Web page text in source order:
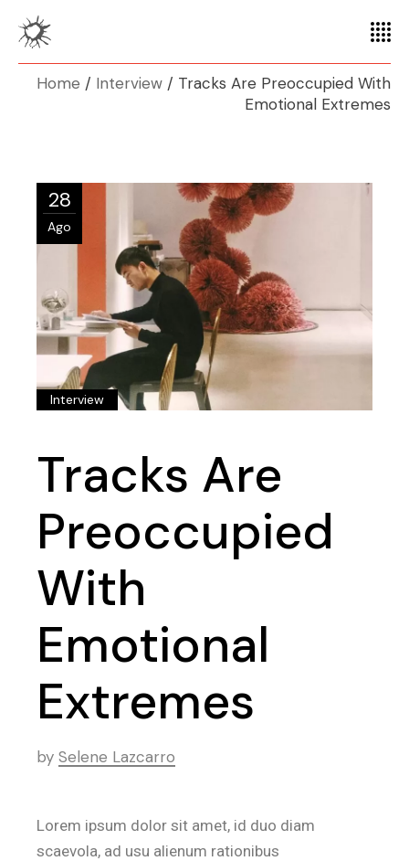
Home Interview
Tracks Are Preoccupied With
Emotional Extremes
28
Ago
Interview
Tracks Are
Preoccupied
With
Emotional
Extremes
by Selene Lazcarro
Lorem ipsum dolor sit amet, id duo diam
scaevola, ad usu alienum rationibus